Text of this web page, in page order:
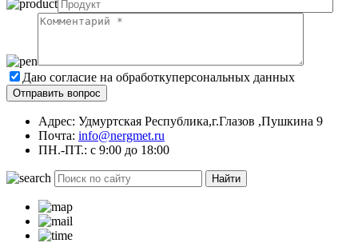
Даю согласие на обработкуперсональных данных
Адрес: Удмуртская Республика,г.Глазов ,Пушкина 9
Почта: info@nergmet.ru
ПН.-ПТ.: с 9:00 до 18:00
Найти